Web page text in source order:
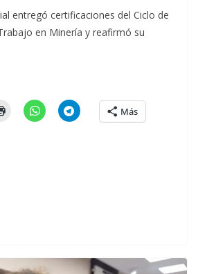
entregó certificaciones del Ciclo de
en Minería y reafirmó su
Más